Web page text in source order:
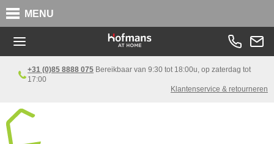
MENU
+31 (0)85 8888 075 Bereikbaar van 9:30 tot 18:00u, op zaterdag tot
17:00
Klantenservice & retourneren